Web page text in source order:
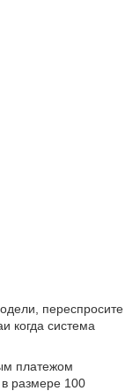
переспросите
когда система
платежом
размере 100